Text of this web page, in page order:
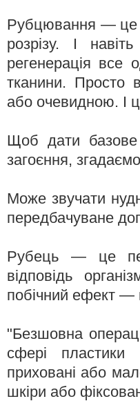
Рубцювання — це
розрізу. І
регенерація все
тканини. Просто
або очевидною. І
Щоб дати базове
загоєння,
Може звучати
передбачуване
Рубець — це
відповідь
побічний ефект —
"Безшовна
сфері пластики
приховані або
шкіри або